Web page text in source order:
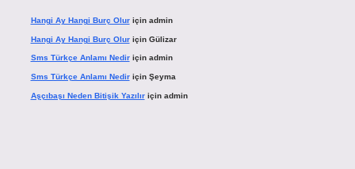
Hangi Ay Hangi Burç Oluriçin admin
Hangi Ay Hangi Burç Oluriçin Gülizar
Sms Türkçe Anlamı Nediriçin admin
Sms Türkçe Anlamı Nediriçin Şeyma
Aşçıbaşı Neden Bitişik Yazılıriçin admin